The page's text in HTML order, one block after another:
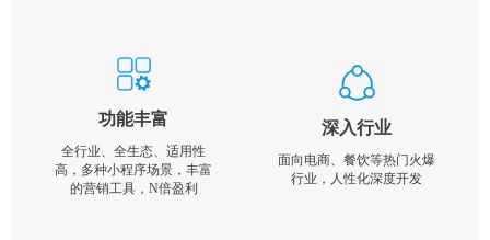
功能丰富
全行业、全生态、适用性
高，多种小程序场景，丰富
的营销工具，N倍盈利
深入行业
面向电商、餐饮等热门火爆
行业，人性化深度开发